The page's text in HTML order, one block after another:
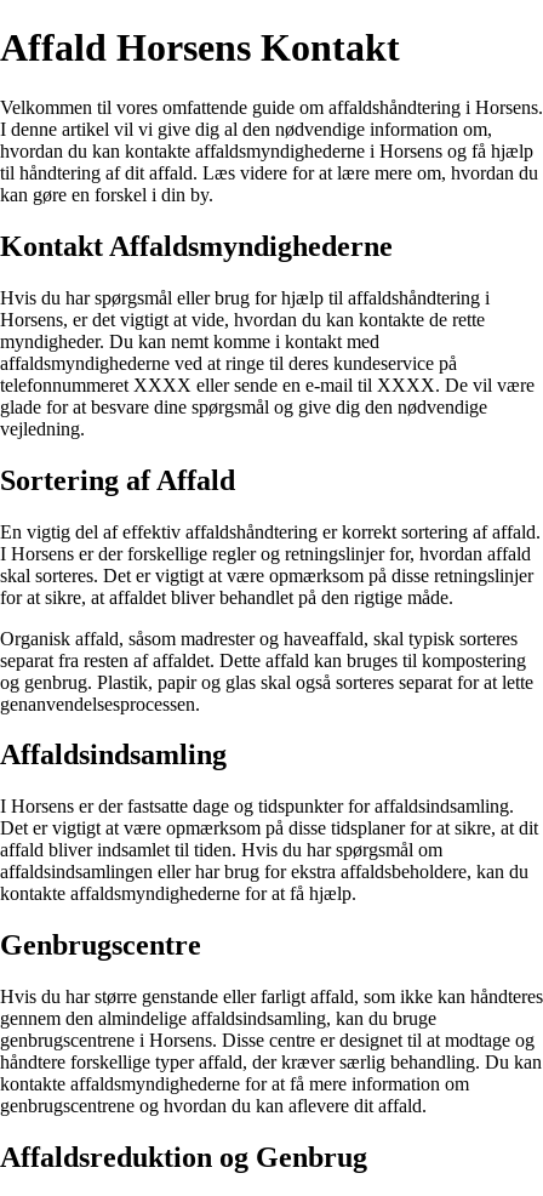
Affald Horsens Kontakt
Velkommen til vores omfattende guide om affaldshåndtering i Horsens.
I denne artikel vil vi give dig al den nødvendige information om,
hvordan du kan kontakte affaldsmyndighederne i Horsens og få hjælp
til håndtering af dit affald. Læs videre for at lære mere om, hvordan du
kan gøre en forskel i din by.
Kontakt Affaldsmyndighederne
Hvis du har spørgsmål eller brug for hjælp til affaldshåndtering i
Horsens, er det vigtigt at vide, hvordan du kan kontakte de rette
myndigheder. Du kan nemt komme i kontakt med
affaldsmyndighederne ved at ringe til deres kundeservice på
telefonnummeret XXXX eller sende en e-mail til XXXX. De vil være
glade for at besvare dine spørgsmål og give dig den nødvendige
vejledning.
Sortering af Affald
En vigtig del af effektiv affaldshåndtering er korrekt sortering af affald.
I Horsens er der forskellige regler og retningslinjer for, hvordan affald
skal sorteres. Det er vigtigt at være opmærksom på disse retningslinjer
for at sikre, at affaldet bliver behandlet på den rigtige måde.
Organisk affald, såsom madrester og haveaffald, skal typisk sorteres
separat fra resten af affaldet. Dette affald kan bruges til kompostering
og genbrug. Plastik, papir og glas skal også sorteres separat for at lette
genanvendelsesprocessen.
Affaldsindsamling
I Horsens er der fastsatte dage og tidspunkter for affaldsindsamling.
Det er vigtigt at være opmærksom på disse tidsplaner for at sikre, at dit
affald bliver indsamlet til tiden. Hvis du har spørgsmål om
affaldsindsamlingen eller har brug for ekstra affaldsbeholdere, kan du
kontakte affaldsmyndighederne for at få hjælp.
Genbrugscentre
Hvis du har større genstande eller farligt affald, som ikke kan håndteres
gennem den almindelige affaldsindsamling, kan du bruge
genbrugscentrene i Horsens. Disse centre er designet til at modtage og
håndtere forskellige typer affald, der kræver særlig behandling. Du kan
kontakte affaldsmyndighederne for at få mere information om
genbrugscentrene og hvordan du kan aflevere dit affald.
Affaldsreduktion og Genbrug